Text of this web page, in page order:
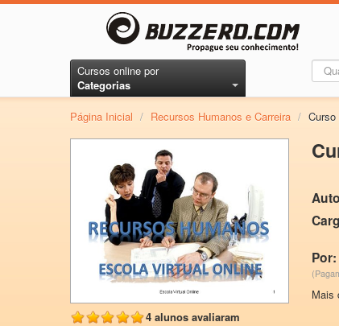
Cursos online por
Categorias
Página Inicial / Recursos Humanos e Carreira / Curso
4 alunos avaliaram
Mais